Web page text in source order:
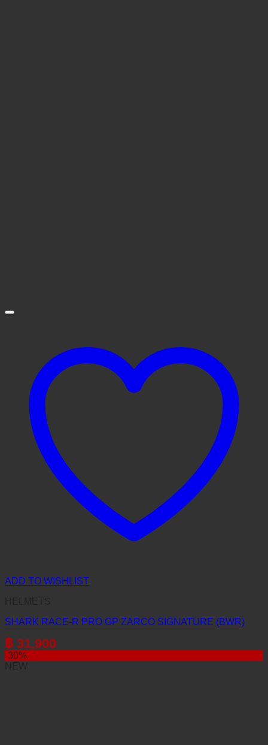
ADD TO WISHLIST
SHARK RACE-R PRO GP ZARCO SIGNATURE (BWR)
฿ 31,900
-30%